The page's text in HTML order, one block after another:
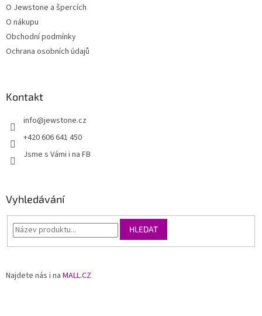
O Jewstone a špercích
O nákupu
Obchodní podmínky
Ochrana osobních údajů
Kontakt
info@jewstone.cz
+420 606 641 450
Jsme s Vámi i na FB
Vyhledávání
HLEDAT
Najdete nás i na MALL.CZ